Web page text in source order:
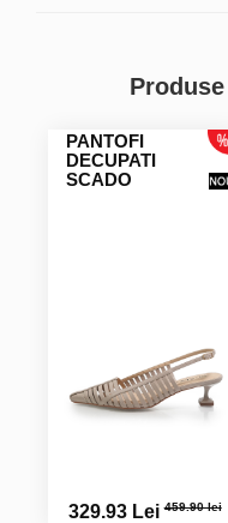
PANTOFI
DECUPATI
SCADO
329.93 Lei459.90 lei